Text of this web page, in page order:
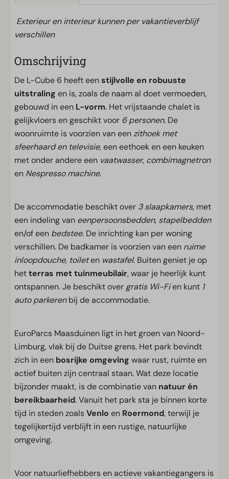
Exterieur en interieur kunnen per vakantieverblijf
verschillen
Omschrijving
De L-Cube 6 heeft eenstijlvolle en robuuste
uitstraling en is, zoals de naam al doet vermoeden,
gebouwd in een L-vorm. Het vrijstaande chalet is
gelijkvloers en geschikt voor 6 personen. De
woonruimte is voorzien van eenzithoek met
sfeerhaard en televisie, een eethoek en een keuken
met onder andere een vaatwasser, combimagnetron
en Nespresso machine.
De accommodatie beschikt over 3 slaapkamers, met
een indeling van eenpersoonsbedden, stapelbedden
en/of een bedstee. De inrichting kan per woning
verschillen. De badkamer is voorzien van een ruime
inloopdouche, toileten wastafel. Buiten geniet je op
hetterras met tuinmeubilair, waar je heerlijk kunt
ontspannen. Je beschikt over gratis Wi-Fien kunt 1
auto parkerenbij de accommodatie.
EuroParcs Maasduinen ligt in het groen van Noord-
Limburg, vlak bij de Duitse grens. Het park bevindt
zich in een bosrijke omgeving waar rust, ruimte en
actief buiten zijn centraal staan. Wat deze locatie
bijzonder maakt, is de combinatie van natuur én
bereikbaarheid. Vanuit het park sta je binnen korte
tijd in steden zoalsVenlo en Roermond, terwijl je
tegelijkertijd verblijft in een rustige, natuurlijke
omgeving.
Voor natuurliefhebbers en actieve vakantiegangers is